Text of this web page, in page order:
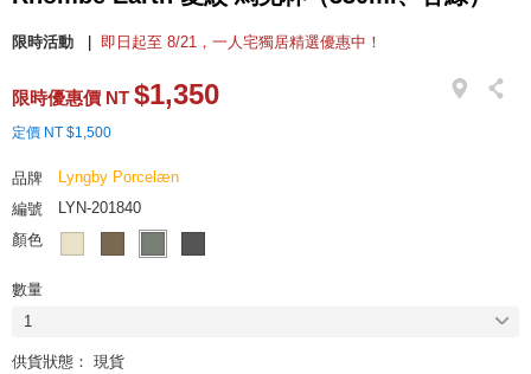
限時活動 即日起至 8/21，一人宅獨居精選優惠中！
限時優惠價 NT $1,350
定價 NT $1,500
品牌
Lyngby Porcelæn
編號
LYN-201840
顏色
數量
1
供貨狀態： 現貨